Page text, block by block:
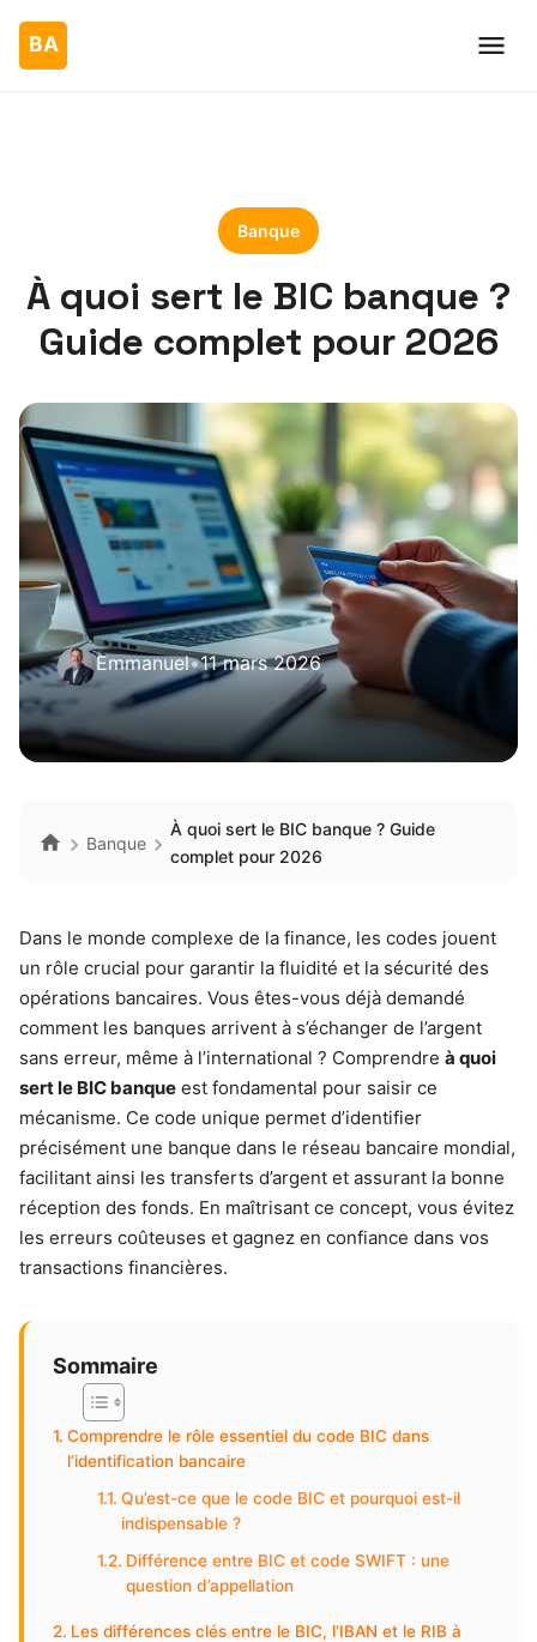
Banque
À quoi sert le BIC banque ?
Guide complet pour 2026
Emmanuel•11 mars 2026
Banque
À quoi sert le BIC banque ? Guide
complet pour 2026
Dans le monde complexe de la finance, les codes jouent
un rôle crucial pour garantir la fluidité et la sécurité des
opérations bancaires. Vous êtes-vous déjà demandé
comment les banques arrivent à s’échanger de l’argent
sans erreur, même à l’international ? Comprendre à quoi
sert le BIC banque est fondamental pour saisir ce
mécanisme. Ce code unique permet d’identifier
précisément une banque dans le réseau bancaire mondial,
facilitant ainsi les transferts d’argent et assurant la bonne
réception des fonds. En maîtrisant ce concept, vous évitez
les erreurs coûteuses et gagnez en confiance dans vos
transactions financières.
Sommaire
Comprendre le rôle essentiel du code BIC dans
l’identification bancaire
Qu’est-ce que le code BIC et pourquoi est-il
indispensable ?
Différence entre BIC et code SWIFT : une
question d’appellation
Les différences clés entre le BIC, l’IBAN et le RIB à